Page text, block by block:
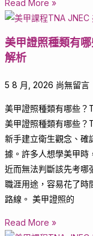
Read More »
美甲證照種類有
解析
5 8 月, 2026 尚無留言
美甲證照種類有哪些？
美甲證照種類有哪些？
新手建立衛生觀念、確
據。許多人想學美甲時
近而無法判斷該先考哪
職涯用途，容易花了時
路線。 美甲證照的
Read More »